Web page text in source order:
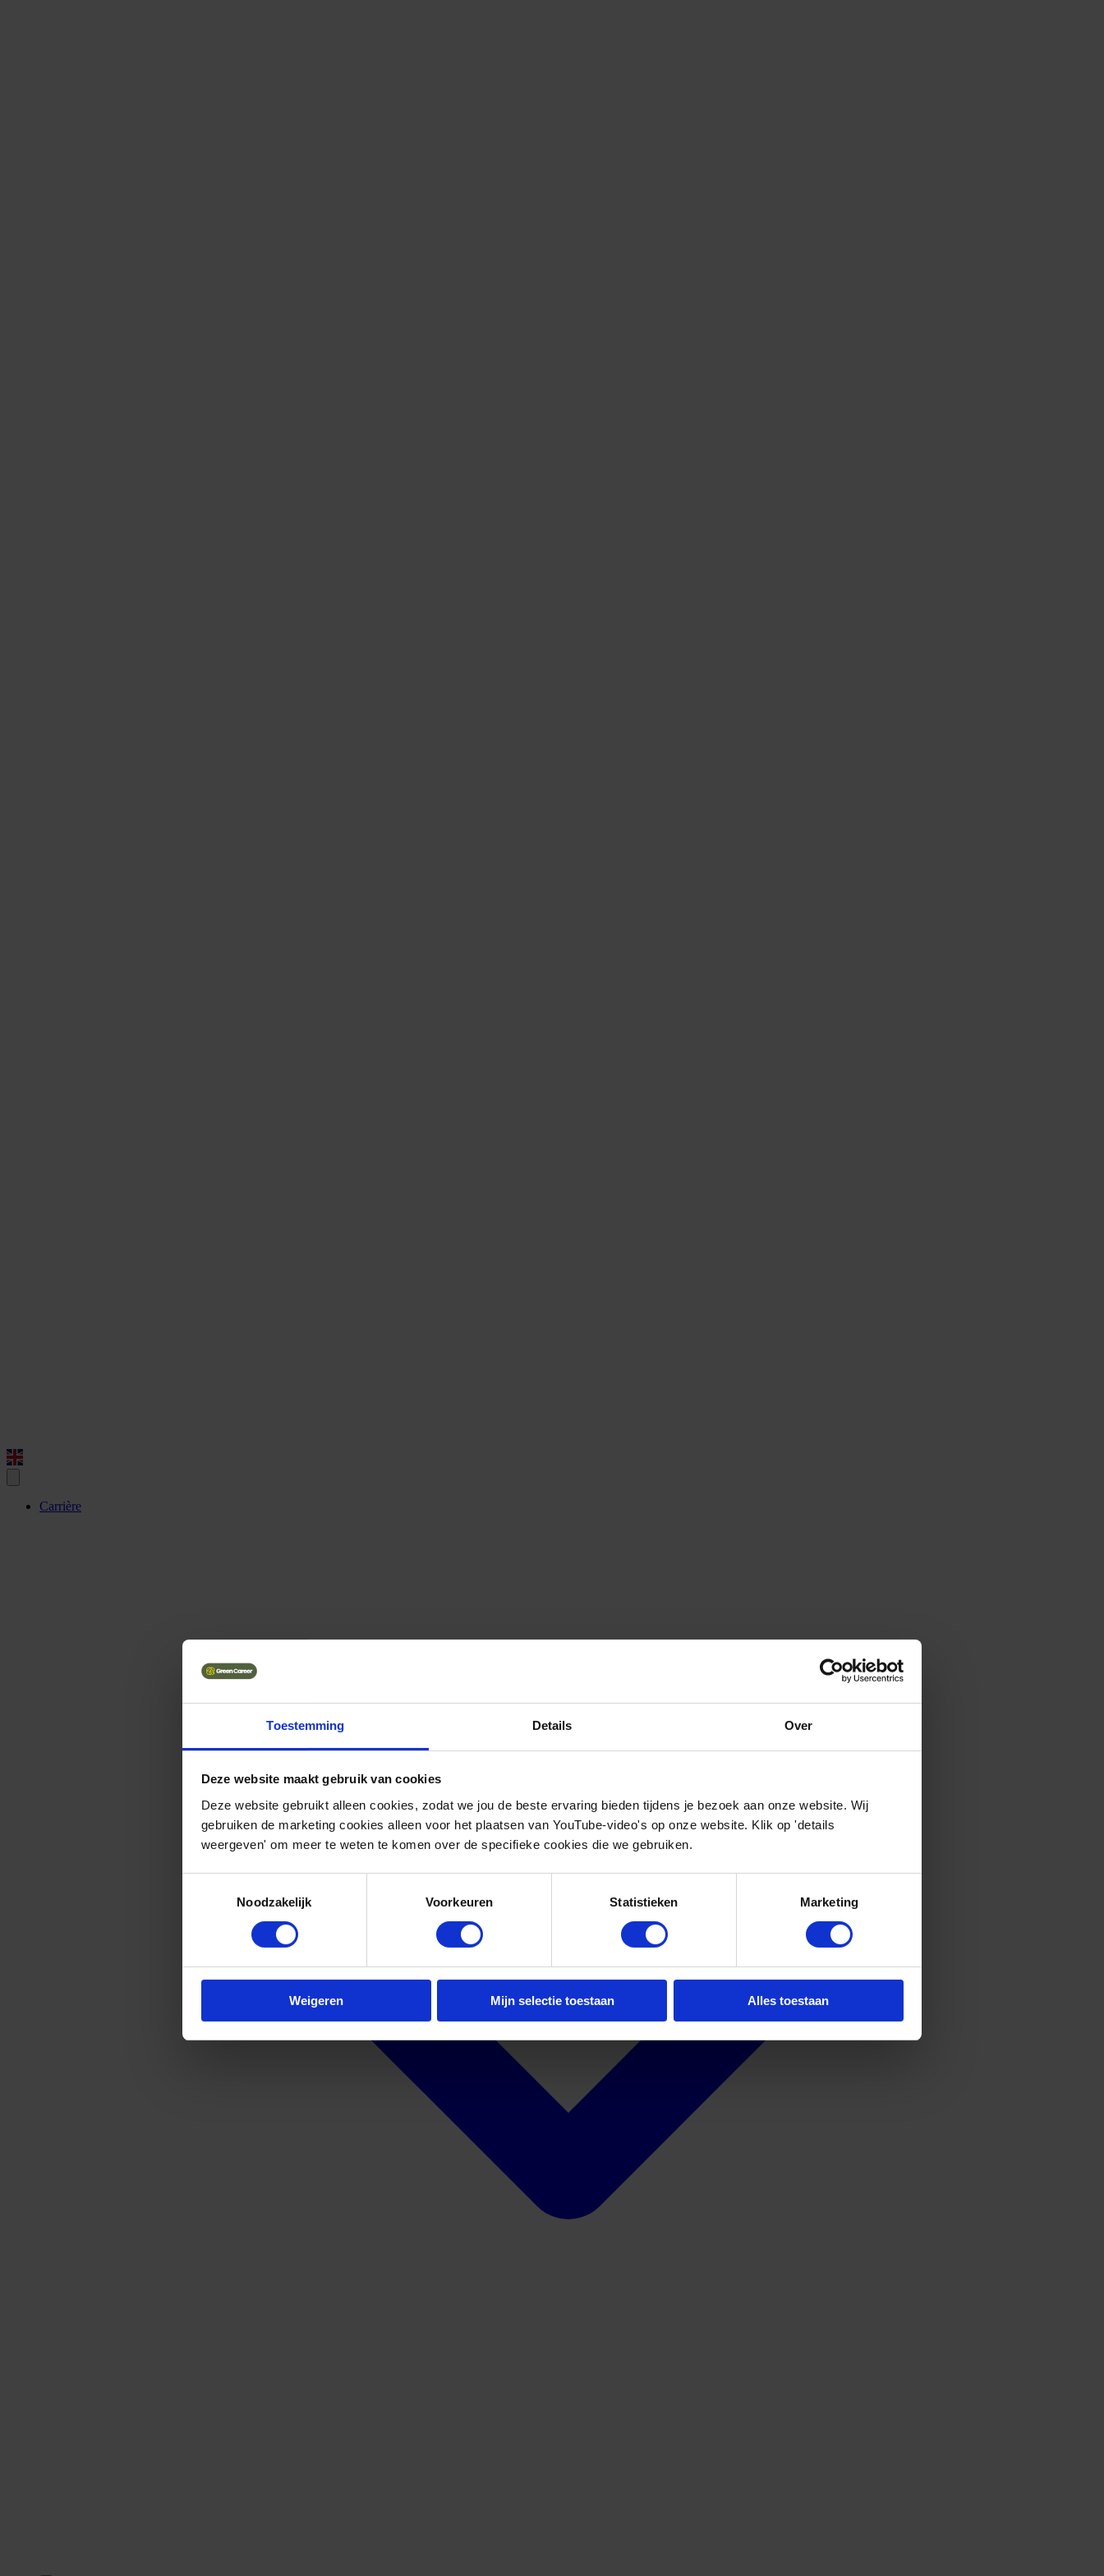
Toestemming Details Over
Deze website maakt gebruik van cookies
Deze website gebruikt alleen cookies, zodat we jou de beste ervaring bieden tijdens je bezoek aan onze website. Wij
gebruiken de marketing cookies alleen voor het plaatsen van YouTube-video's op onze website. Klik op 'details
weergeven' om meer te weten te komen over de specifieke cookies die we gebruiken.
Noodzakelijk
Voorkeuren Statistieken Marketing
Weigeren Mijn selectie toestaan Alles toestaan
Carrière